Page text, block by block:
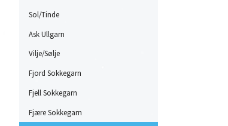
Sol/Tinde
Ask Ullgarn
Vilje/Sølje
Fjord Sokkegarn
Fjell Sokkegarn
Fjære Sokkegarn